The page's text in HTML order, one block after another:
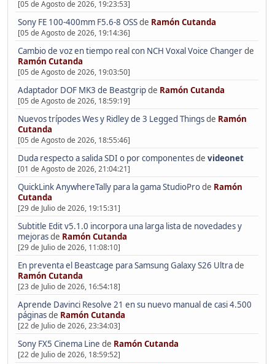
[05 de Agosto de 2026, 19:23:53]
Sony FE 100-400mm F5.6-8 OSSde Ramón Cutanda
[05 de Agosto de 2026, 19:14:36]
Cambio de voz en tiempo real con NCH Voxal Voice Changerde
Ramón Cutanda
[05 de Agosto de 2026, 19:03:50]
Adaptador DOF MK3 de Beastgripde Ramón Cutanda
[05 de Agosto de 2026, 18:59:19]
Nuevos trípodes Wes y Ridley de 3 Legged Thingsde Ramón
Cutanda
[05 de Agosto de 2026, 18:55:46]
Duda respecto a salida SDI o por componentesde videonet
[01 de Agosto de 2026, 21:04:21]
QuickLink AnywhereTally para la gama StudioProde Ramón
Cutanda
[29 de Julio de 2026, 19:15:31]
Subtitle Edit v5.1.0 incorpora una larga lista de novedades y
mejorasde Ramón Cutanda
[29 de Julio de 2026, 11:08:10]
En preventa el Beastcage para Samsung Galaxy S26 Ultrade
Ramón Cutanda
[23 de Julio de 2026, 16:54:18]
Aprende Davinci Resolve 21 en su nuevo manual de casi 4.500
páginasde Ramón Cutanda
[22 de Julio de 2026, 23:34:03]
Sony FX5 Cinema Line de Ramón Cutanda
[22 de Julio de 2026, 18:59:52]